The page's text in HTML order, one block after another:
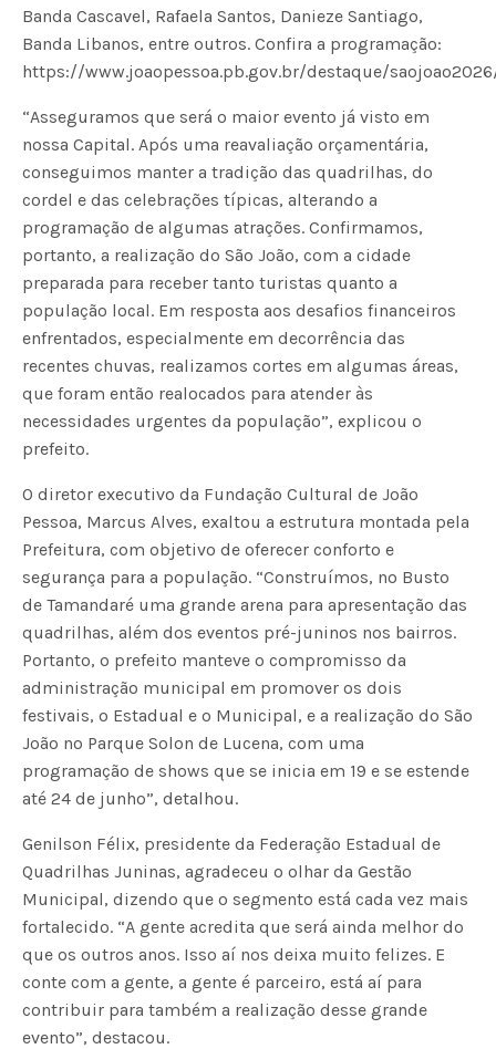
Banda Cascavel, Rafaela Santos, Danieze Santiago,
Banda Libanos, entre outros. Confira a programação:
https://www.joaopessoa.pb.gov.br/destaque/
“Asseguramos que será o maior evento já visto em
nossa Capital. Após uma reavaliação orçamentária,
conseguimos manter a tradição das quadrilhas, do
cordel e das celebrações típicas, alterando a
programação de algumas atrações. Confirmamos,
portanto, a realização do São João, com a cidade
preparada para receber tanto turistas quanto a
população local. Em resposta aos desafios financeiros
enfrentados, especialmente em decorrência das
recentes chuvas, realizamos cortes em algumas áreas,
que foram então realocados para atender às
necessidades urgentes da população”, explicou o
prefeito.
O diretor executivo da Fundação Cultural de João
Pessoa, Marcus Alves, exaltou a estrutura montada pela
Prefeitura, com objetivo de oferecer conforto e
segurança para a população. “Construímos, no Busto
de Tamandaré uma grande arena para apresentação das
quadrilhas, além dos eventos pré-juninos nos bairros.
Portanto, o prefeito manteve o compromisso da
administração municipal em promover os dois
festivais, o Estadual e o Municipal, e a realização do São
João no Parque Solon de Lucena, com uma
programação de shows que se inicia em 19 e se estende
até 24 de junho”, detalhou.
Genilson Félix, presidente da Federação Estadual de
Quadrilhas Juninas, agradeceu o olhar da Gestão
Municipal, dizendo que o segmento está cada vez mais
fortalecido. “A gente acredita que será ainda melhor do
que os outros anos. Isso aí nos deixa muito felizes. E
conte com a gente, a gente é parceiro, está aí para
contribuir para também a realização desse grande
evento”, destacou.